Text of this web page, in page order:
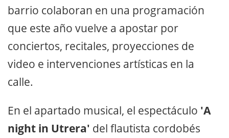
barrio colaboran en una programación
que este año vuelve a apostar por
conciertos, recitales, proyecciones de
video e intervenciones artísticas en la
calle.
En el apartado musical, el espectáculo 'A
night in Utrera' del flautista cordobés